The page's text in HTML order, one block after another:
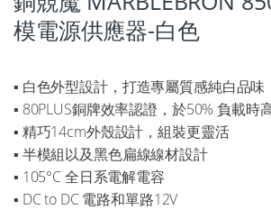
模電源供應器-白色
▪ 白色外型設計，打造專屬質感純白品味
▪ 80PLUS銅牌效率認證，於50% 負載時
▪ 精巧14cm外殼設計，組裝更靈活
▪ 半模組以及黑色扁線線材設計
▪ 105°C 全日系電解電容
▪ DC to DC 電路和單路12V